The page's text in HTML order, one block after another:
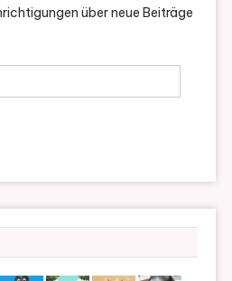
über neue Beiträge